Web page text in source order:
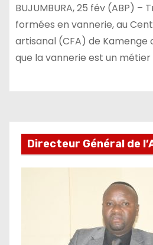
BUJUMBURA, 25 fév (ABP) –
formées en vannerie, au
artisanal (CFA) de Kamenge
que la vannerie est un métier
Directeur Général de